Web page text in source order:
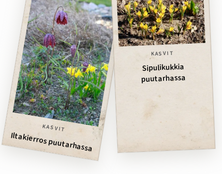
KASVIT
Iltakierros puutarhassa
KASVIT
Sipulikukkia
puutarhassa